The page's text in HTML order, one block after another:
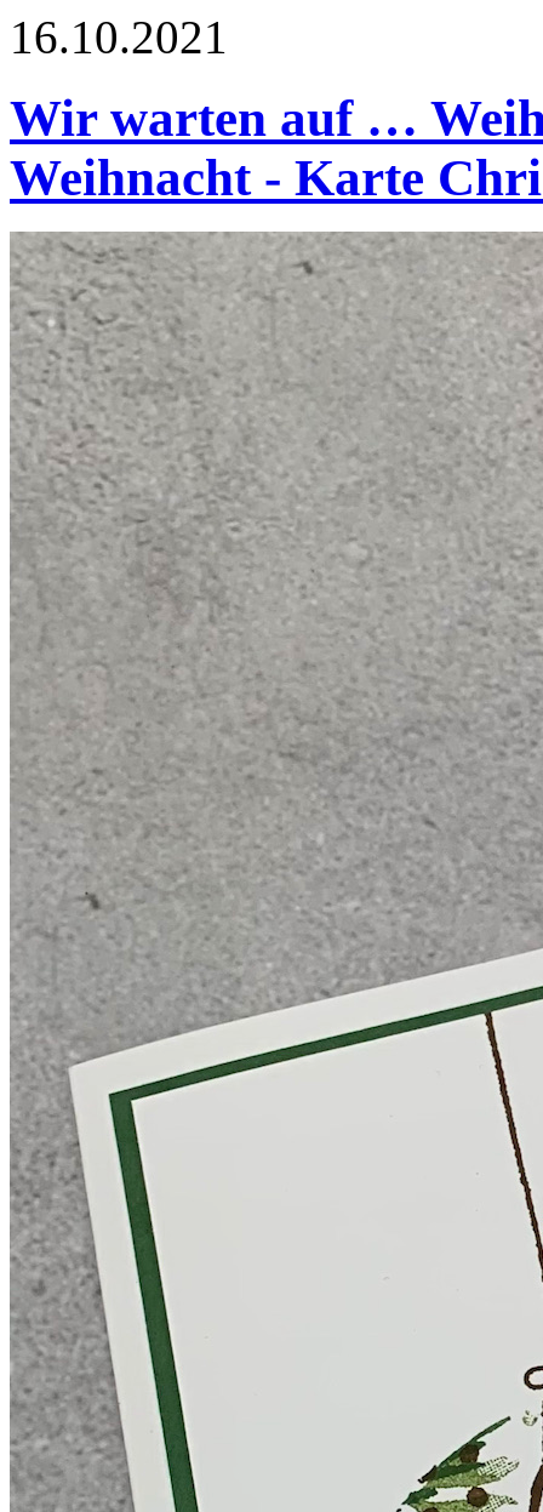
16.10.2021
Wir warten auf …
Weihnacht - Karte